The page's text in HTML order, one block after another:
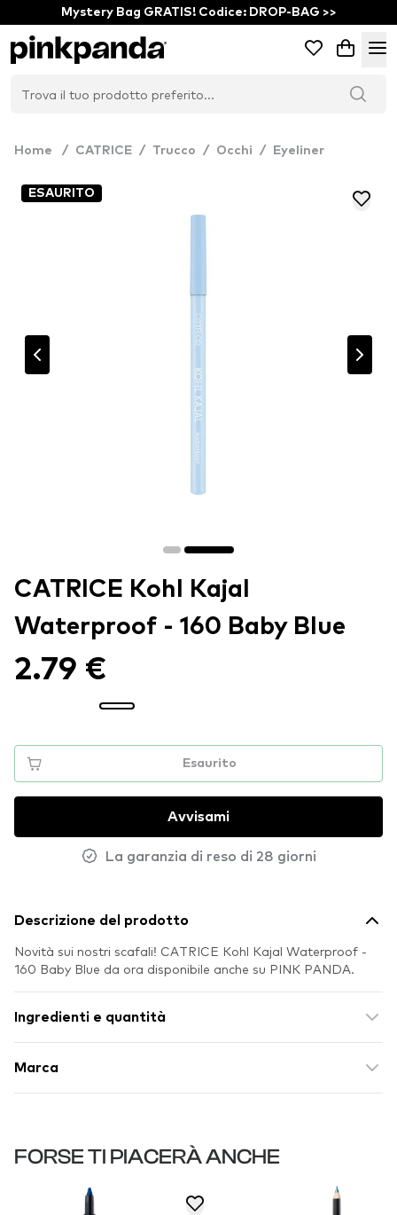
Mystery Bag GRATIS! Codice: DROP-BAG >>
Home / CATRICE / Trucco / Occhi / Eyeliner
ESAURITO
CATRICE Kohl Kajal
Waterproof - 160 Baby Blue
2.79 €
Esaurito
Avvisami
La garanzia di reso di 28 giorni
Descrizione del prodotto
Novità sui nostri scafali! CATRICE Kohl Kajal Waterproof -
160 Baby Blue da ora disponibile anche su PINK PANDA.
Ingredienti e quantità
Marca
FORSE TI PIACERÀ ANCHE